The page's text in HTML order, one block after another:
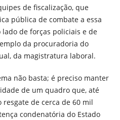
de fiscalização, que
pública de combate a essa
lado de forças policiais e de
da procuradoria do
da magistratura laboral.
não basta; é preciso manter
de um quadro que, até
resgate de cerca de 60 mil
condenatória do Estado